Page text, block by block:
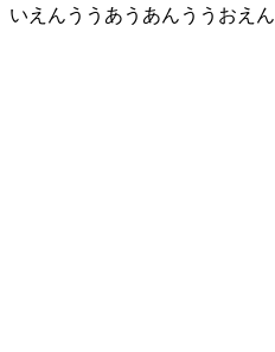
いえんううあうあんううおえん